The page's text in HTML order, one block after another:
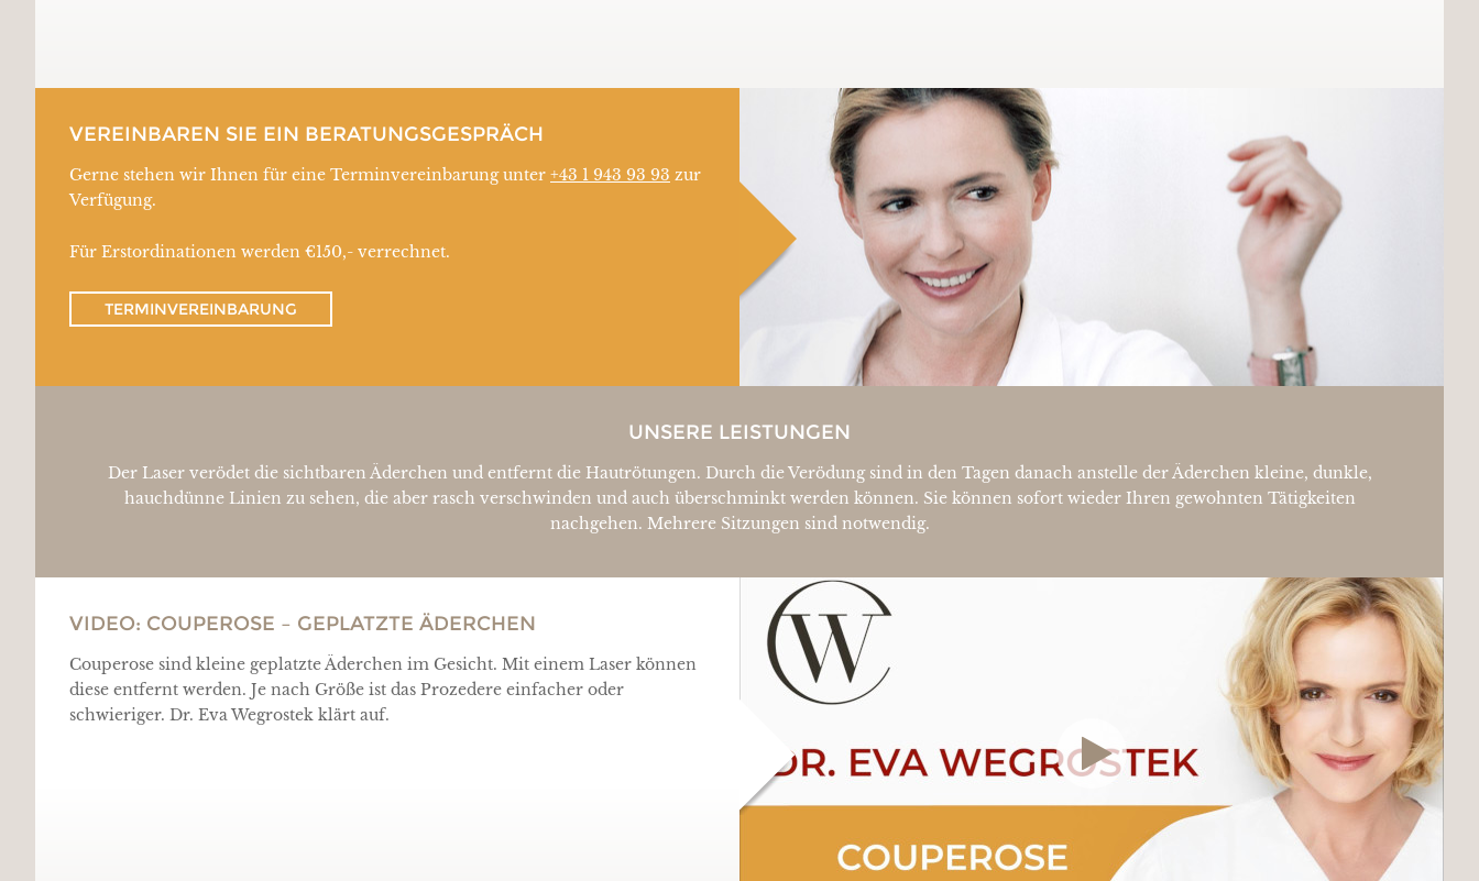
VEREINBAREN SIE EIN BERATUNGSGESPRÄCH
Gerne stehen wir Ihnen für eine Terminvereinbarung unter +43 1 943 93 93 zur
Verfügung.
Für Erstordinationen werden €150,- verrechnet.
TERMINVEREINBARUNG
UNSERE LEISTUNGEN
Der Laser verödet die sichtbaren Äderchen und entfernt die Hautrötungen. Durch die Verödung sind in den Tagen danach anstelle der Äderchen kleine, dunkle,
hauchdünne Linien zu sehen, die aber rasch verschwinden und auch überschminkt werden können. Sie können sofort wieder Ihren gewohnten Tätigkeiten
nachgehen. Mehrere Sitzungen sind notwendig.
VIDEO: COUPEROSE – GEPLATZTE ÄDERCHEN
Couperose sind kleine geplatzte Äderchen im Gesicht. Mit einem Laser können
diese entfernt werden. Je nach Größe ist das Prozedere einfacher oder
schwieriger. Dr. Eva Wegrostek klärt auf.